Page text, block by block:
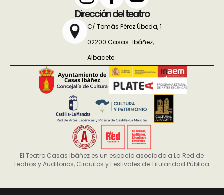
Dirección del teatro
C/ Tomás Pérez Úbeda, 1
02200 Casas-Ibáñez,
Albacete
El Teatro Casas Ibáñez es un espacio asociado a La Red de
Teatros y Auditorios, Circuitos y Festivales de Titularidad Pública.